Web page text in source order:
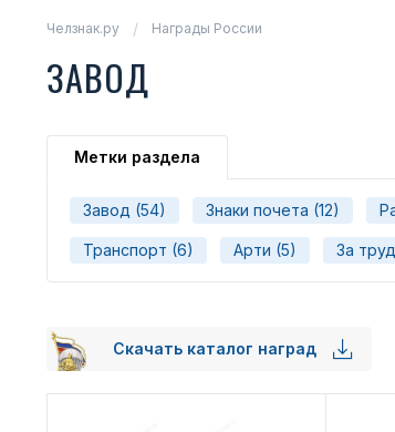
Челзнак.ру Награды России
ЗАВОД
Метки раздела
Завод (54) Знаки почета (12)
Транспорт (6) Арти (5) За
Скачать каталог наград